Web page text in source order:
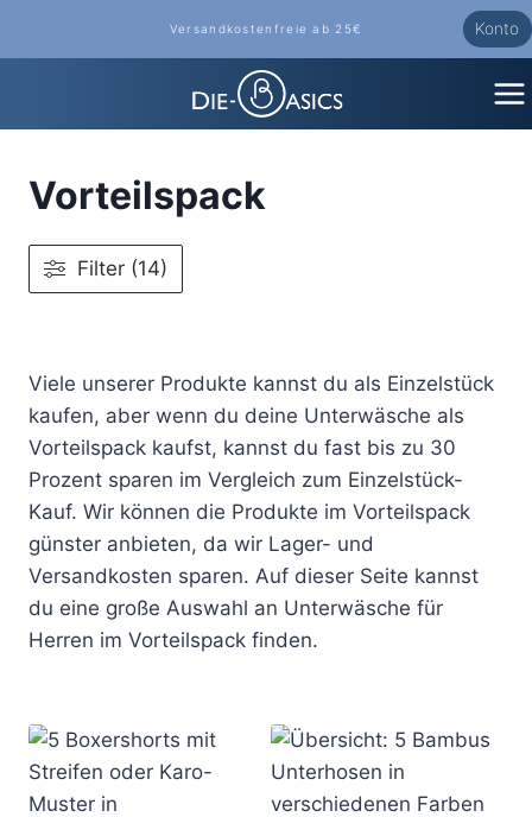
Versandkostenfreie ab 25€ Konto
Vorteilspack
Filter (14)
Viele unserer Produkte kannst du als Einzelstück
kaufen, aber wenn du deine Unterwäsche als
Vorteilspack kaufst, kannst du fast bis zu 30
Prozent sparen im Vergleich zum Einzelstück-
Kauf. Wir können die Produkte im Vorteilspack
günster anbieten, da wir Lager- und
Versandkosten sparen. Auf dieser Seite kannst
du eine große Auswahl an Unterwäsche für
Herren im Vorteilspack finden.